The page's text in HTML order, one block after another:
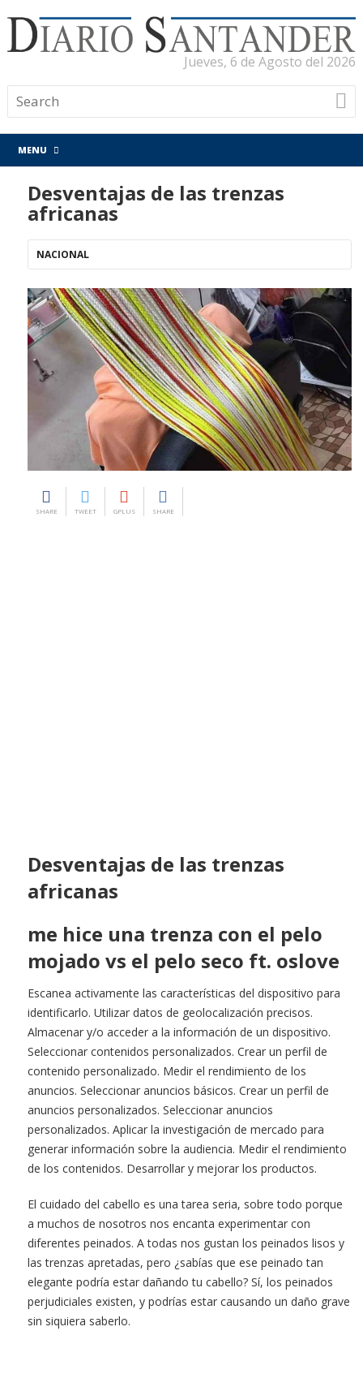
Jueves, 6 de Agosto del 2026
MENU
Desventajas de las trenzas
africanas
NACIONAL
SHARE TWEET GPLUS SHARE
Desventajas de las trenzas
africanas
me hice una trenza con el pelo
mojado vs el pelo seco ft. oslove
Escanea activamente las características del dispositivo para
identificarlo. Utilizar datos de geolocalización precisos.
Almacenar y/o acceder a la información de un dispositivo.
Seleccionar contenidos personalizados. Crear un perfil de
contenido personalizado. Medir el rendimiento de los
anuncios. Seleccionar anuncios básicos. Crear un perfil de
anuncios personalizados. Seleccionar anuncios
personalizados. Aplicar la investigación de mercado para
generar información sobre la audiencia. Medir el rendimiento
de los contenidos. Desarrollar y mejorar los productos.
El cuidado del cabello es una tarea seria, sobre todo porque
a muchos de nosotros nos encanta experimentar con
diferentes peinados. A todas nos gustan los peinados lisos y
las trenzas apretadas, pero ¿sabías que ese peinado tan
elegante podría estar dañando tu cabello? Sí, los peinados
perjudiciales existen, y podrías estar causando un daño grave
sin siquiera saberlo.